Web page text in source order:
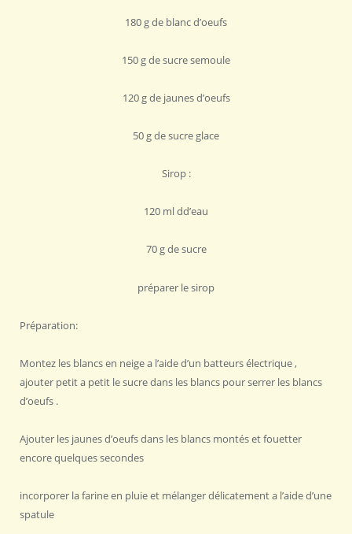
180 g de blanc d’oeufs
150 g de sucre semoule
120 g de jaunes d’oeufs
50 g de sucre glace
Sirop :
120 ml dd’eau
70 g de sucre
préparer le sirop
Préparation:
Montez les blancs en neige a l’aide d’un batteurs électrique ,
ajouter petit a petit le sucre dans les blancs pour serrer les blancs
d’oeufs .
Ajouter les jaunes d’oeufs dans les blancs montés et fouetter
encore quelques secondes
incorporer la farine en pluie et mélanger délicatement a l’aide d’une
spatule